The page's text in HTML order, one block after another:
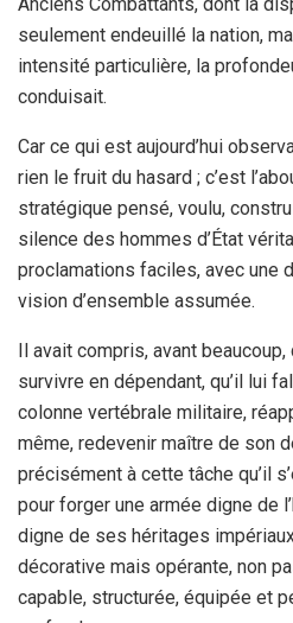
seulement endeuillé la nation,
intensité particulière, la
conduisait.
Car ce qui est aujourd’hui
rien le fruit du hasard ; c’est
stratégique pensé, voulu,
silence des hommes d’État
proclamations faciles, avec une
vision d’ensemble assumée.
Il avait compris, avant
survivre en dépendant, qu’il lui
colonne vertébrale militaire,
même, redevenir maître de son
précisément à cette tâche qu’il
pour forger une armée digne de
digne de ses héritages
décorative mais opérante, non
capable, structurée, équipée et